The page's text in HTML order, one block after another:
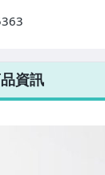
38元
筆優惠無限次！
資訊